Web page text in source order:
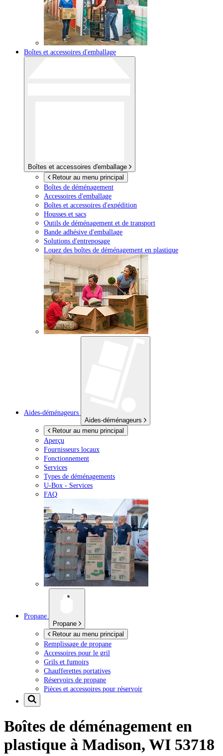
Boîtes et accessoires d'emballage
Boîtes et accessoires d'emballage
Retour au menu principal
Boîtes de déménagement
Accessoires d'emballage
Boîtes et accessoires d'expédition
Housses et sacs
Outils de déménagement et de transport
Bande adhésive d'emballage
Solutions d'entreposage
Louez des boîtes de déménagement en plastique
Aides-déménageurs
Aides-déménageurs
Retour au menu principal
Aperçu
Fournisseurs locaux
Fonctionnement
Services
Types de déménagements
U-Box - Services
FAQ
Propane
Propane
Retour au menu principal
Remplissage de propane
Accessoires pour le gril
Grils et fumoirs
Chaufferettes portatives
Réservoirs de propane
Pièces et accessoires pour réservoir
Boîtes de déménagement en
plastique à Madison, WI 53718